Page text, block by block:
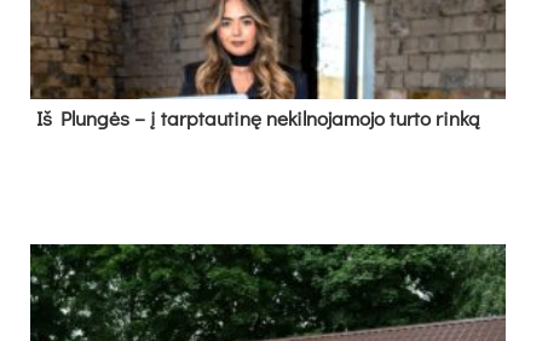
Iš Plungės – į tarptautinę nekilnojamojo turto rinką